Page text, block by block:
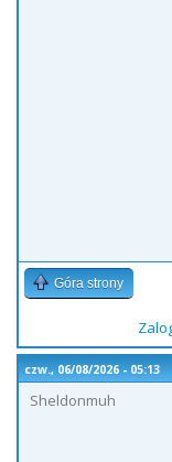
Góra strony
czw., 06/08/2026 - 05:13
Sheldonmuh